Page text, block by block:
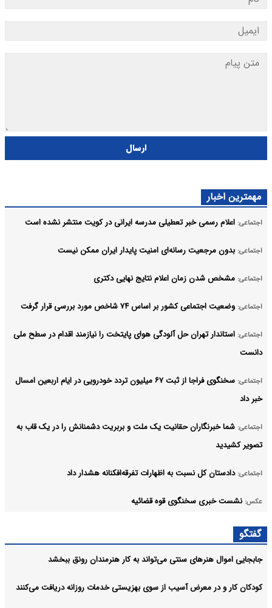
ارسال
مهمترین اخبار
اجتماعی: اعلام رسمی خبر تعطیلی مدرسه ایرانی در کویت منتشر نشده است
اجتماعی: بدون مرجعیت رسانه‌ای امنیت پایدار ایران ممکن نیست
اجتماعی: مشخص شدن زمان اعلام نتایج نهایی دکتری
اجتماعی: وضعیت اجتماعی کشور بر اساس ۷۴ شاخص مورد بررسی قرار گرفت
اجتماعی: استاندار تهران حل آلودگی هوای پایتخت را نیازمند اقدام در سطح ملی
دانست
اجتماعی:
سخنگوی فراجا از ثبت ۶۷ میلیون تردد خودرویی در ایام اربعین امسال
خبر داد
اجتماعی: شما خبرنگاران حقانیت یک ملت و بربریت دشمنانش را در یک قاب به
تصویر کشیدید
اجتماعی: دادستان کل نسبت به اظهارات تفرقه‌افکنانه هشدار داد
عکس: نشست خبری سخنگوی قوه قضائیه
اجتماعی: مراقب «بمباران خبری» دشمن برای ایجاد ناامیدی در جامعه باشیم
آرشیو
گفتگو
جابجایی اموال هنرهای سنتی می‌تواند به کار هنرمندان رونق ببخشد
کودکان کار و در معرض آسیب از سوی بهزیستی خدمات روزانه دریافت می‌کنند